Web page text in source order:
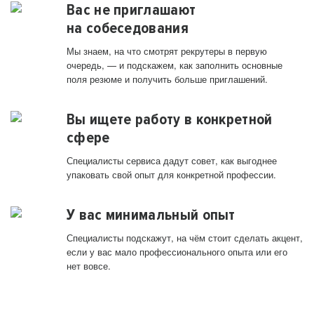
Вас не приглашают
на собеседования
Мы знаем, на что смотрят рекрутеры в первую
очередь, — и подскажем, как заполнить основные
поля резюме и получить больше приглашений.
Вы ищете работу в конкретной
сфере
Специалисты сервиса дадут совет, как выгоднее
упаковать свой опыт для конкретной профессии.
У вас минимальный опыт
Специалисты подскажут, на чём стоит сделать акцент,
если у вас мало профессионального опыта или его
нет вовсе.